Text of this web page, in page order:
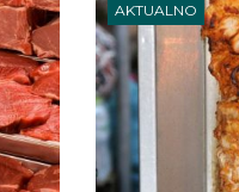
AKTUALNO